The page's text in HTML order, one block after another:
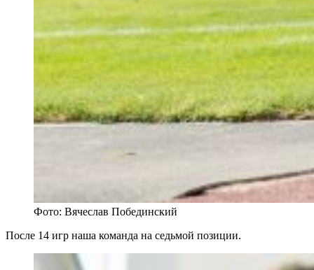
Фото: Вячеслав Побединский
После 14 игр наша команда на седьмой позиции.